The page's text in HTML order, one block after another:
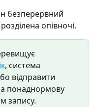
безперервний
опівночі.
, система
відправити
понаднормову
запису.